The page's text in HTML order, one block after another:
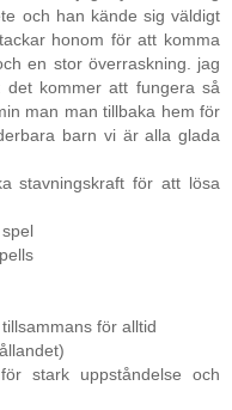
och han kände sig väldigt
honom för att komma
en stor överraskning. jag
kommer att fungera så
man man tillbaka hem för
barn vi är alla glada
stavningskraft för att lösa
för alltid
stark uppståndelse och